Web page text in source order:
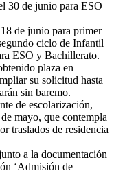
30 de junio para ESO
de junio para primer
ciclo de Infantil
ESO y Bachillerato.
plaza en
su solicitud hasta
sin baremo.
de escolarización,
mayo, que contempla
traslados de residencia
a la documentación
‘Admisión de